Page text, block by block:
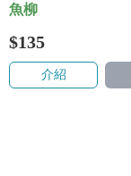
魚柳
$135
介紹